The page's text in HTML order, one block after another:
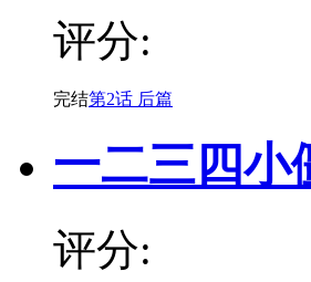
评分:
完结第2话 后篇
一二三四小
评分: